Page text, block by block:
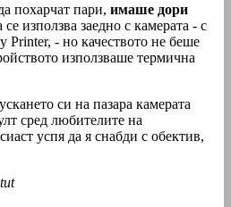
похарчат пари, имаше дори
използва заедно с камерата - с
Printer, - но качеството не беше
използваше термична
си на пазара камерата
сред любителите на
успя да я снабди с обектив,